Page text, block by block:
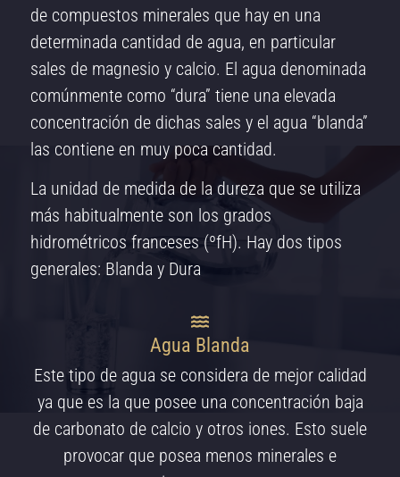
de compuestos minerales que hay en una
determinada cantidad de agua, en particular
sales de magnesio y calcio. El agua denominada
comúnmente como “dura” tiene una elevada
concentración de dichas sales y el agua “blanda”
las contiene en muy poca cantidad.
La unidad de medida de la dureza que se utiliza
más habitualmente son los grados
hidrométricos franceses (ºfH). Hay dos tipos
generales: Blanda y Dura
Agua Blanda
Este tipo de agua se considera de mejor calidad
ya que es la que posee una concentración baja
de carbonato de calcio y otros iones. Esto suele
provocar que posea menos minerales e